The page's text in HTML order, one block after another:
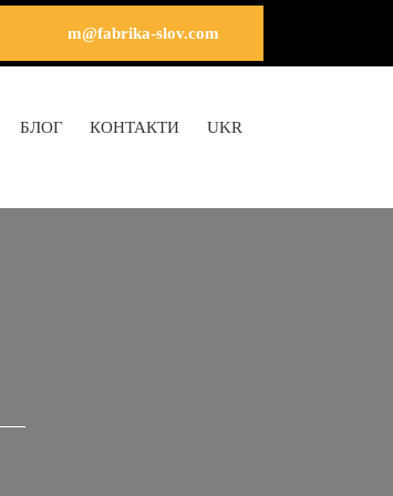
m@fabrika-slov.com
БЛОГ КОНТАКТИ UKR